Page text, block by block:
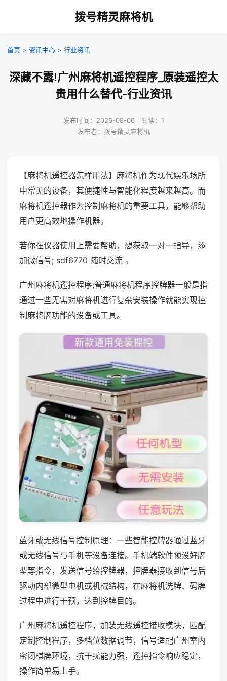
拨号精灵麻将机
首页 > 资讯中心 > 行业资讯
深藏不露!广州麻将机遥控程序_原装遥控太
贵用什么替代-行业资讯
发布时间：2026-08-06｜阅读：1
发布者：拨号精灵麻将机
【麻将机遥控器怎样用法】麻将机作为现代娱乐场所
中常见的设备，其便捷性与智能化程度越来越高。而
麻将机遥控器作为控制麻将机的重要工具，能够帮助
用户更高效地操作机器。
若你在仪器使用上需要帮助，想获取一对一指导，添
加微信号; sdf6770 随时交流 。
广州麻将机遥控程序;普通麻将机程序控牌器一般是指
通过一些无需对麻将机进行复杂安装操作就能实现控
制麻将牌功能的设备或工具。
蓝牙或无线信号控制原理：一些智能控牌器通过蓝牙
或无线信号与手机等设备连接。手机端软件预设好牌
型等指令，发送信号给控牌器，控牌器接收到信号后
驱动内部微型电机或机械结构，在麻将机洗牌、码牌
过程中进行干预，达到控牌目的。
广州麻将机遥控程序，加装无线遥控接收模块，匹配
定制控制程序，多档位数据调节，信号适配广州室内
密闭棋牌环境，抗干扰能力强，遥控指令响应稳定，
操作简单易上手。